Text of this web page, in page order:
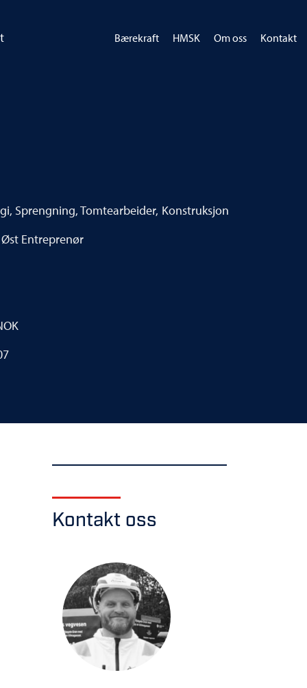
Bærekraft HMSK Om oss Kontakt
Sprengning, Tomtearbeider, Konstruksjon
Entreprenør
Kontakt oss